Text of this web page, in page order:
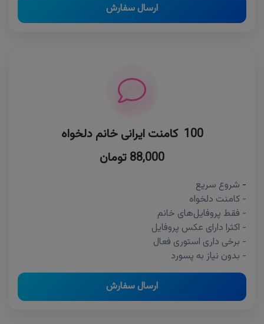
ارسال سفارش
100 کامنت ایرانی خانم دلخواه
88,000 تومان
- شروع سریع
- کامنت دلخواه
- فقط پروفایل‌های خانم
- اکثرا دارای عکس پروفایل
- برخی داری استوری فعال
- بدون نیاز به پسورد
ارسال سفارش